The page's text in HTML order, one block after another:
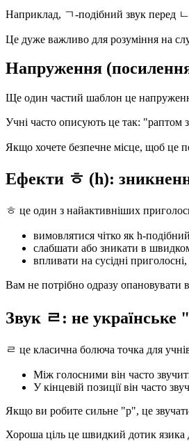
Наприклад, ㄱ-подібний звук перед
Це дуже важливо для розуміння на
Напруження
Ще один частий шаблон це
Учні часто описують це так: "раптом
Якщо хочете безпечне місце, щоб це
Ефекти ㅎ (h):
ㅎ це один з найактивніших
вимовлятися чітко як h-
слабшати або зникати в
впливати на сусідні
Вам не потрібно одразу опановувати
Звук ㄹ: не українське
ㄹ це класична болюча точка для
Між голосними він часто
У кінцевій позиції він часто
Якщо ви робите сильне "р", це
Хороша ціль це швидкий дотик